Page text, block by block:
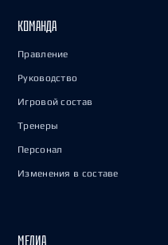
КОМАНДА
Правление
Руководство
Игровой состав
Тренеры
Персонал
Изменения в составе
МЕДИА